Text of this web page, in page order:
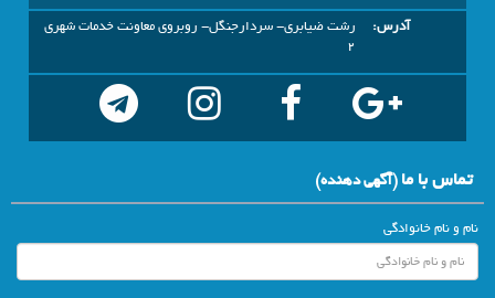
آدرس:
رشت ضیابری- سردارجنگل- روبروی معاونت خدمات شهری
2
تماس با ما(آگهي دهنده)
نام و نام خانوادگی